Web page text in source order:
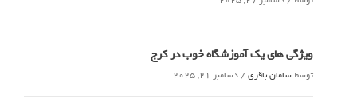
ویژگی های یک آموزشگاه خوب در کرج
توسطسامان باقری / دسامبر 21, 2025